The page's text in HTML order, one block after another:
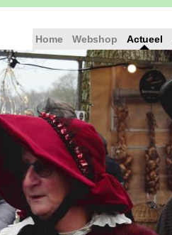
Home Webshop Actueel